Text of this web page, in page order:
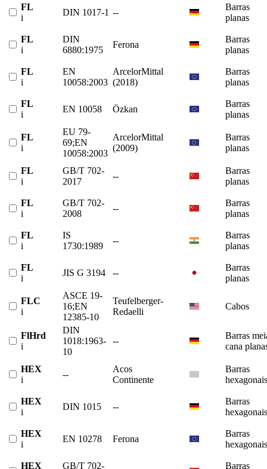
FL
i
DIN 1017-1 --
Barras
planas
FL
i
DIN
6880:1975
Ferona
Barras
planas
FL
i
EN
10058:2003
ArcelorMittal
(2018)
Barras
planas
FL
i
EN 10058 Özkan
Barras
planas
FL
i
EU 79-
69;EN
10058:2003
ArcelorMittal
(2009)
Barras
planas
FL
i
GB/T 702-
2017
--
Barras
planas
FL
i
GB/T 702-
2008
--
Barras
planas
FL
i
IS
1730:1989
--
Barras
planas
FL
i
JIS G 3194 --
Barras
planas
FLC
i
ASCE 19-
16;EN
12385-10
Teufelberger-
Redaelli
Cabos
FlHrd
i
DIN
1018:1963-
10
--
Barras
cana
HEX
i
--
Acos
Continente
Barras
hexagonais
HEX
i
DIN 1015 --
Barras
hexagonais
HEX
i
EN 10278 Ferona
Barras
hexagonais
HEX GB/T 702- Barras